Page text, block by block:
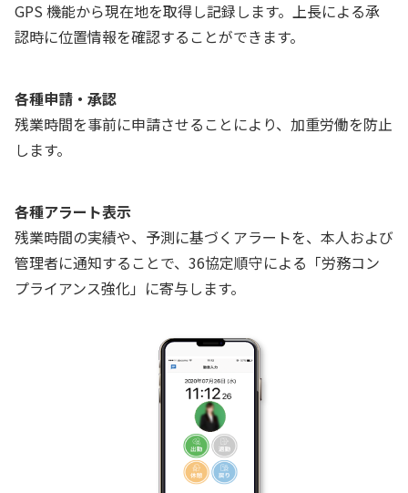
GPS 機能から現在地を取得し記録します。上長による承
認時に位置情報を確認することができます。
各種申請・承認
残業時間を事前に申請させることにより、加重労働を防止
します。
各種アラート表示
残業時間の実績や、予測に基づくアラートを、本人および
管理者に通知することで、36協定順守による「労務コン
プライアンス強化」に寄与します。